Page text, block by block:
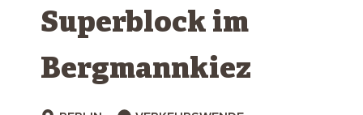
Superblock im
Bergmannkiez